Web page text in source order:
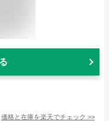
価格と在庫を楽天でチェック >>